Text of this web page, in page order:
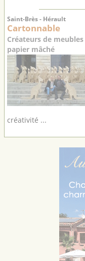
Saint-Brès - Hérault
Cartonnable
Créateurs de
papier mâché
créativité ...